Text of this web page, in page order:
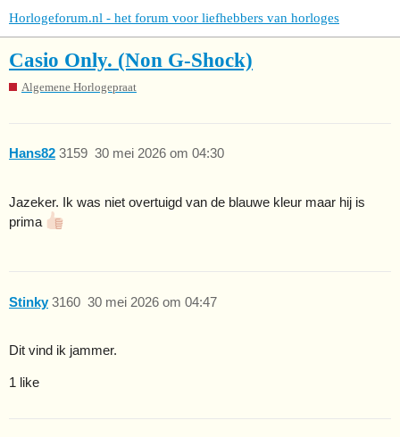
Horlogeforum.nl - het forum voor liefhebbers van horloges
Casio Only. (Non G-Shock)
Algemene Horlogepraat
Hans82 30 mei 2026 om 04:30
3159
Jazeker. Ik was niet overtuigd van de blauwe kleur maar hij is
prima
Stinky 30 mei 2026 om 04:47
3160
Dit vind ik jammer.
1 like